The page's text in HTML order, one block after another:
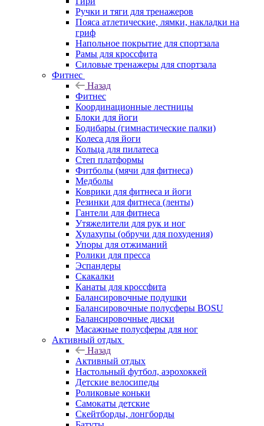
Ручки и тяги для тренажеров
Пояса атлетические, лямки, накладки на
гриф
Напольное покрытие для спортзала
Рамы для кроссфита
Силовые тренажеры для спортзала
Фитнес
Назад
Фитнес
Координационные лестницы
Блоки для йоги
Бодибары (гимнастические палки)
Колеса для йоги
Кольца для пилатеса
Степ платформы
Фитболы (мячи для фитнеса)
Медболы
Коврики для фитнеса и йоги
Резинки для фитнеса (ленты)
Гантели для фитнеса
Утяжелители для рук и ног
Хулахупы (обручи для похудения)
Упоры для отжиманий
Ролики для пресса
Эспандеры
Скакалки
Канаты для кроссфита
Балансировочные подушки
Балансировочные полусферы BOSU
Балансировочные диски
Масажные полусферы для ног
Активный отдых
Назад
Активный отдых
Настольный футбол, аэрохоккей
Детские велосипеды
Роликовые коньки
Самокаты детские
Скейтборды, лонгборды